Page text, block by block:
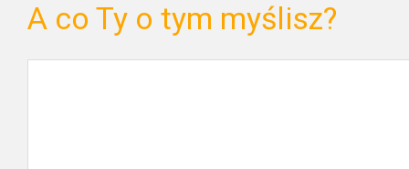
A co Ty o tym myślisz?